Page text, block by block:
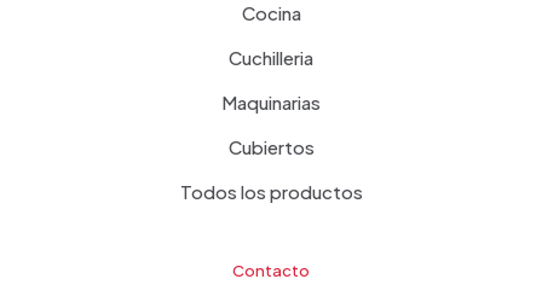
Cocina
Cuchilleria
Maquinarias
Cubiertos
Todos los productos
Contacto